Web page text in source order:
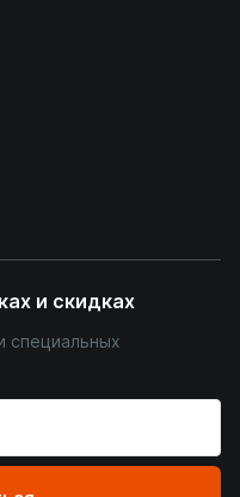
и скидках
специальных